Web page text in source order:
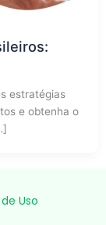
estratégias
e obtenha o
Uso